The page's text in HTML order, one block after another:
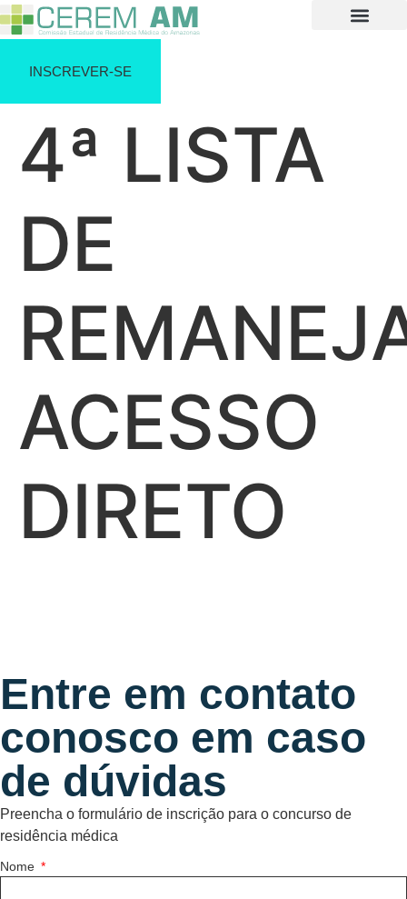
INSCREVER-SE
4ª LISTA
DE
ACESSO
DIRETO
Entre em contato
conosco em caso
de dúvidas
Preencha o formulário de inscrição para o concurso de
residência médica
Nome